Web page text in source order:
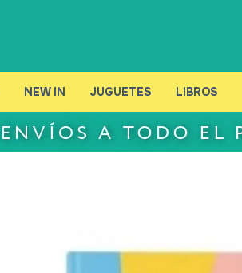
NEW IN JUGUETES LIBROS